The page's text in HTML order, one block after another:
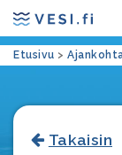
Etusivu >
Takaisin